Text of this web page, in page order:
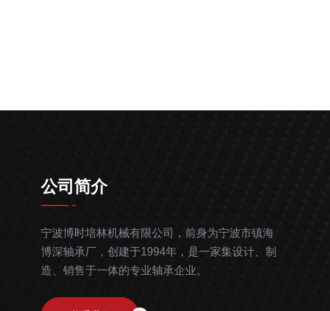
公司简介
宁波博时培林机械有限公司，前身为宁波市镇海
博深轴承厂，创建于1994年，是一家集设计、制
造、销售于一体的专业轴承企业。